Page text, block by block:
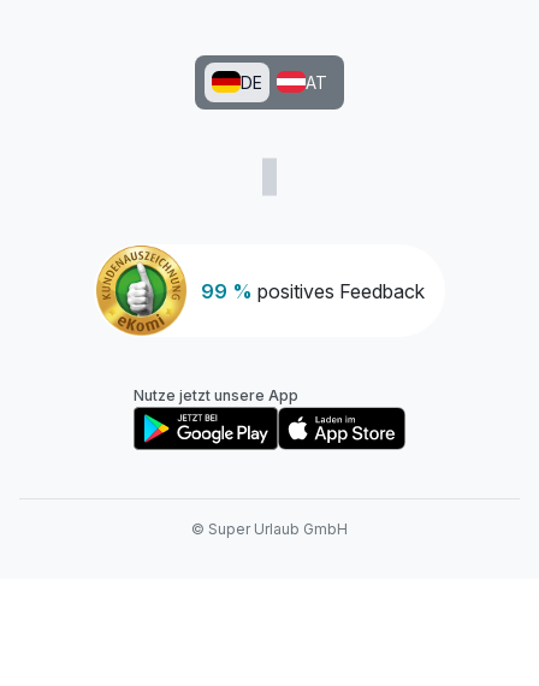
99 % positives Feedback
DE AT
Nutze jetzt unsere App
© Super Urlaub GmbH